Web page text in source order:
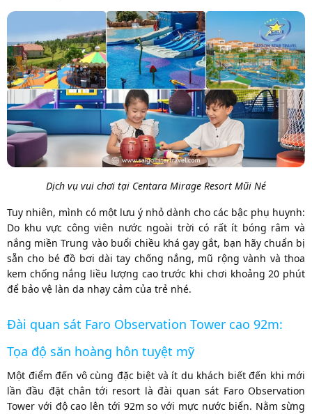
Dịch vụ vui chơi tại Centara Mirage Resort Mũi Né
Tuy nhiên, mình có một lưu ý nhỏ dành cho các bậc phụ huynh:
Do khu vực công viên nước ngoài trời có rất ít bóng râm và
nắng miền Trung vào buổi chiều khá gay gắt, bạn hãy chuẩn bị
sẵn cho bé đồ bơi dài tay chống nắng, mũ rộng vành và thoa
kem chống nắng liều lượng cao trước khi chơi khoảng 20 phút
để bảo vệ làn da nhạy cảm của trẻ nhé.
Đài quan sát Faro Observation Tower cao 92m:
Tọa độ săn hoàng hôn tuyệt mỹ
Một điểm đến vô cùng đặc biệt và ít du khách biết đến khi mới
lần đầu đặt chân tới resort là đài quan sát Faro Observation
Tower với độ cao lên tới 92m so với mực nước biển. Nằm sừng